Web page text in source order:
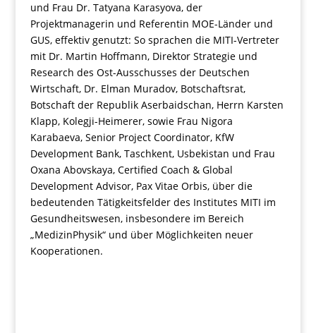
und Frau Dr. Tatyana Karasyova, der
Projektmanagerin und Referentin MOE-Länder und
GUS, effektiv genutzt: So sprachen die MITI-Vertreter
mit Dr. Martin Hoffmann, Direktor Strategie und
Research des Ost-Ausschusses der Deutschen
Wirtschaft, Dr. Elman Muradov, Botschaftsrat,
Botschaft der Republik Aserbaidschan, Herrn Karsten
Klapp, Kolegji-Heimerer, sowie Frau Nigora
Karabaeva, Senior Project Coordinator, KfW
Development Bank, Taschkent, Usbekistan und Frau
Oxana Abovskaya, Certified Coach & Global
Development Advisor, Pax Vitae Orbis, über die
bedeutenden Tätigkeitsfelder des Institutes MITI im
Gesundheitswesen, insbesondere im Bereich
„MedizinPhysik“ und über Möglichkeiten neuer
Kooperationen.